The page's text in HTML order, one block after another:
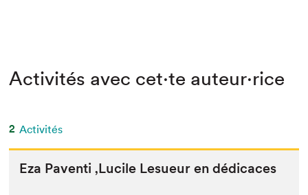
Activités avec cet·te auteur·rice
2 Activités
Eza Paven­ti‚Lucile Lesueur en dédicaces